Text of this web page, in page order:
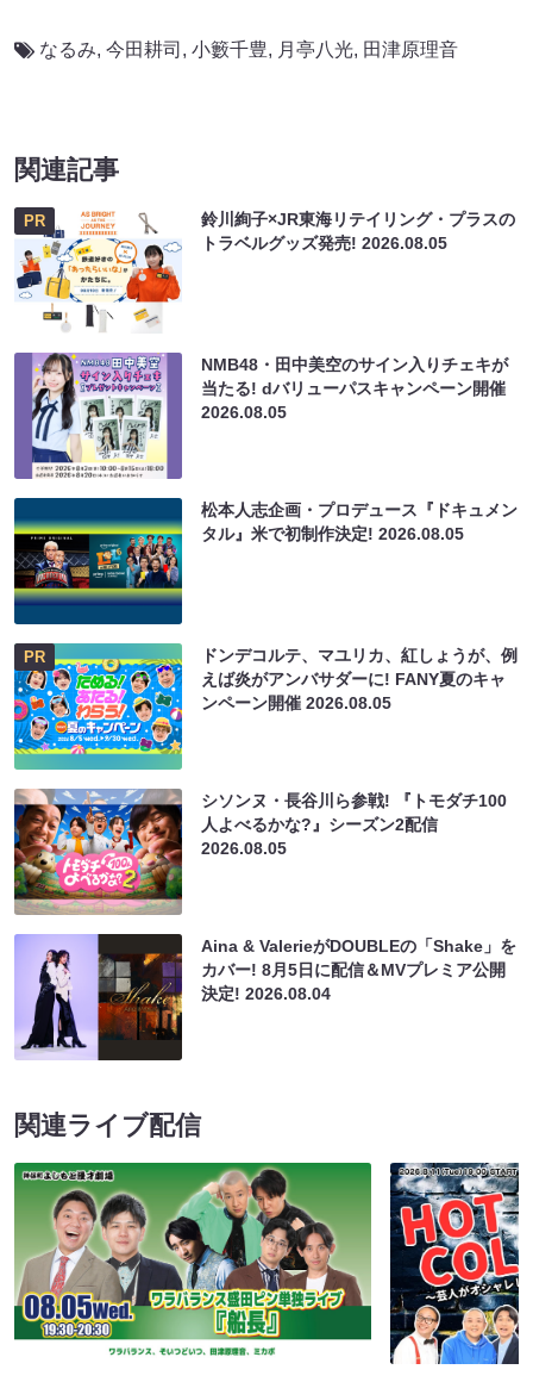
なるみ, 今田耕司 , 小籔千豊, 月亭八光, 田津原理音
関連記事
PR
鈴川絢子×JR東海リテイリング・プラスの
トラベルグッズ発売!2026.08.05
NMB48・田中美空のサイン入りチェキが
当たる! dバリューパスキャンペーン開催
2026.08.05
松本人志企画・プロデュース『ドキュメン
タル』米で初制作決定!2026.08.05
PR
ドンデコルテ、マユリカ、紅しょうが、例
えば炎がアンバサダーに! FANY夏のキャ
ンペーン開催2026.08.05
シソンヌ・長谷川ら参戦! 『トモダチ100
人よべるかな?』シーズン2配信
2026.08.05
Aina & ValerieがDOUBLEの「Shake」を
カバー! 8月5日に配信＆MVプレミア公開
決定!2026.08.04
関連ライブ配信